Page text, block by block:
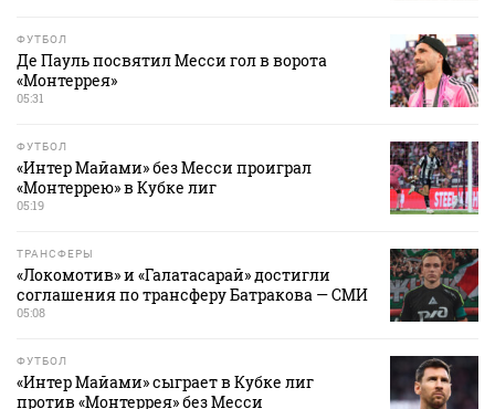
ФУТБОЛ
Де Пауль посвятил Месси гол в ворота
«Монтеррея»
05:31
ФУТБОЛ
«Интер Майами» без Месси проиграл
«Монтеррею» в Кубке лиг
05:19
ТРАНСФЕРЫ
«Локомотив» и «Галатасарай» достигли
соглашения по трансферу Батракова — СМИ
05:08
ФУТБОЛ
«Интер Майами» сыграет в Кубке лиг
против «Монтеррея» без Месси